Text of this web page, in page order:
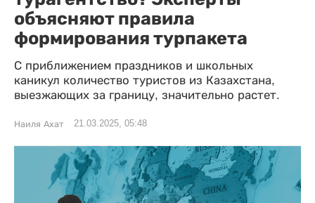
объясняют правила
формирования турпакета
С приближением праздников и школьных
каникул количество туристов из Казахстана,
выезжающих за границу, значительно растет.
Наиля Ахат 21.03.2025, 05:48